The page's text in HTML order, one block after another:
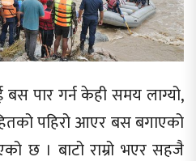
पार गर्न केही समय लाग्यो,
पहिरो आएर बस बगाएको
छ । बाटो राम्रो भएर सहजै